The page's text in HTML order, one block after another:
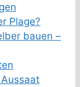
Plage?
bauen –